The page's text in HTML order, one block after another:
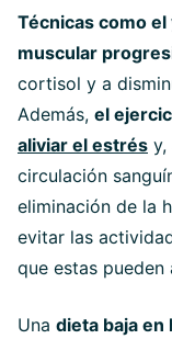
Técnicas como el
muscular
cortisol y a
Además, el
aliviar el estrés y,
circulación
eliminación de la
evitar las
que estas pueden
Una dieta baja en